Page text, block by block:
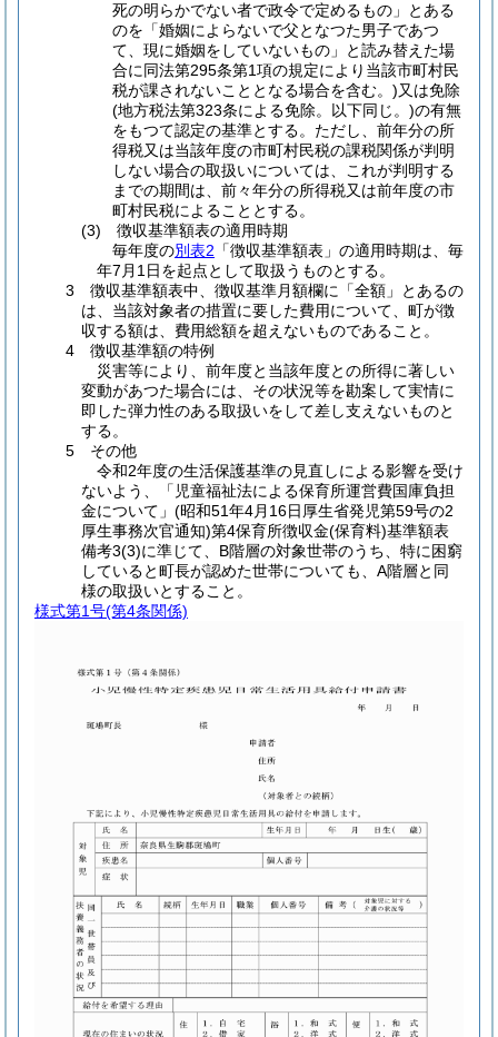
死の明らかでない者で政令で定めるもの」とある
のを「婚姻によらないで父となつた男子であつ
て、現に婚姻をしていないもの」と読み替えた場
合に同法第295条第1項の規定により当該市町村民
税が課されないこととなる場合を含む。)又は免除
(地方税法第323条による免除。以下同じ。)の有無
をもつて認定の基準とする。ただし、前年分の所
得税又は当該年度の市町村民税の課税関係が判明
しない場合の取扱いについては、これが判明する
までの期間は、前々年分の所得税又は前年度の市
町村民税によることとする。
(3) 徴収基準額表の適用時期
毎年度の別表2 「徴収基準額表」の適用時期は、毎
年7月1日を起点として取扱うものとする。
3 徴収基準額表中、徴収基準月額欄に「全額」とあるの
は、当該対象者の措置に要した費用について、町が徴
収する額は、費用総額を超えないものであること。
4 徴収基準額の特例
災害等により、前年度と当該年度との所得に著しい
変動があつた場合には、その状況等を勘案して実情に
即した弾力性のある取扱いをして差し支えないものと
する。
5 その他
令和2年度の生活保護基準の見直しによる影響を受け
ないよう、「児童福祉法による保育所運営費国庫負担
金について」(昭和51年4月16日厚生省発児第59号の2
厚生事務次官通知)第4保育所徴収金(保育料)基準額表
備考3(3)に準じて、B階層の対象世帯のうち、特に困窮
していると町長が認めた世帯についても、A階層と同
様の取扱いとすること。
様式第1号(第4条関係)